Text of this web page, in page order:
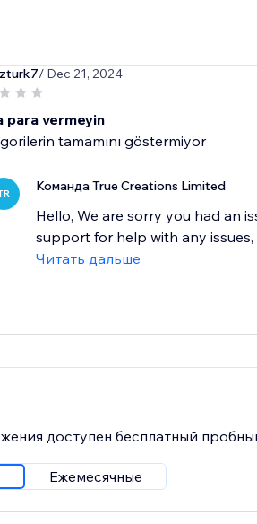
/ Dec 21, 2024
para vermeyin
tamamını göstermiyor
Команда True Creations Limited
Hello, We are sorry you had an
support for help with any
Читать дальше
доступен бесплатный
Ежемесячные